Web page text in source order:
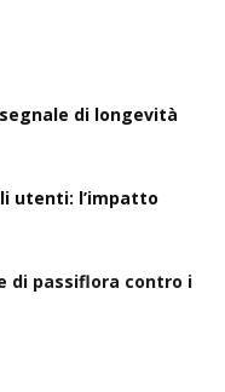
di longevità
utenti: l’impatto
di passiflora contro i